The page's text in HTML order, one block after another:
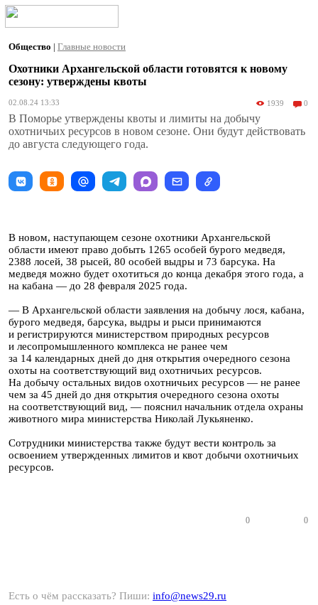
Общество | Главные новости
Охотники Архангельской области готовятся к новому
сезону: утверждены квоты
02.08.24 13:33 1939 0
В Поморье утверждены квоты и лимиты на добычу
охотничьих ресурсов в новом сезоне. Они будут действовать
до августа следующего года.
В новом, наступающем сезоне охотники Архангельской
области имеют право добыть 1265 особей бурого медведя,
2388 лосей, 38 рысей, 80 особей выдры и 73 барсука. На
медведя можно будет охотиться до конца декабря этого года, а
на кабана — до 28 февраля 2025 года.
— В Архангельской области заявления на добычу лося, кабана,
бурого медведя, барсука, выдры и рыси принимаются
и регистрируются министерством природных ресурсов
и лесопромышленного комплекса не ранее чем
за 14 календарных дней до дня открытия очередного сезона
охоты на соответствующий вид охотничьих ресурсов.
На добычу остальных видов охотничьих ресурсов — не ранее
чем за 45 дней до дня открытия очередного сезона охоты
на соответствующий вид, — пояснил начальник отдела охраны
животного мира министерства Николай Лукьяненко.
Сотрудники министерства также будут вести контроль за
освоением утвержденных лимитов и квот добычи охотничьих
ресурсов.
0 0
Есть о чём рассказать? Пиши: info@news29.ru